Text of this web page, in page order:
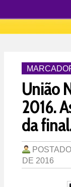
União
2016.
da
DE 2016